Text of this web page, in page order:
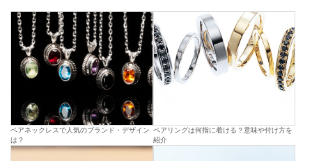
ペアネックレスで人気のブランド・デザイン
は？
ペアリングは何指に着ける？意味や付け方を
紹介